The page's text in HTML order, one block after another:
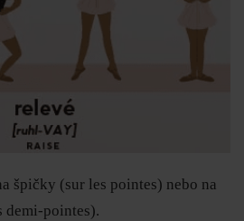
špičky (sur les pointes) nebo na
demi-pointes).